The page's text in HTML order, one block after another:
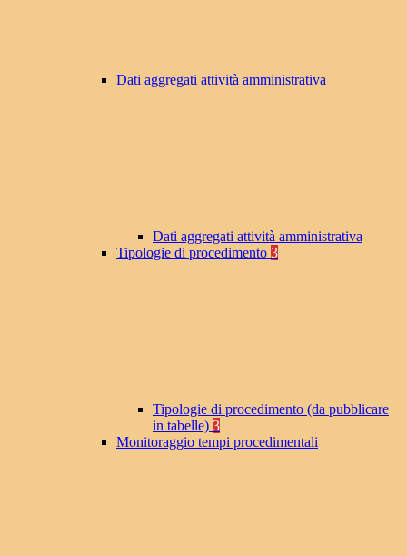
Dati aggregati attività amministrativa
Dati aggregati attività amministrativa
Tipologie di procedimento 3
Tipologie di procedimento (da pubblicare
in tabelle) 3
Monitoraggio tempi procedimentali